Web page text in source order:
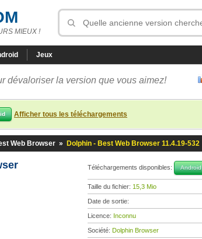
MIEUX !
Jeux
dévaloriser la version que vous aimez!
Afficher tous les téléchargements
Web Browser » Dolphin - Best Web Browser 11.4.19-532
Téléchargements disponibles: Android
Taille du fichier: 15,3 Mio
Date de sortie:
Licence: Inconnu
Société: Dolphin Browser